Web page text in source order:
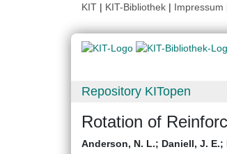
KIT | KIT-Bibliothek | Impressum
Repository KITopen
Rotation of
Anderson, N. L.; Daniell, J. E.;